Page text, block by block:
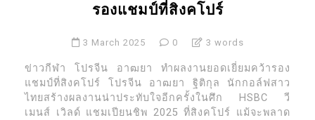
รองแชมป์ที่สิงคโปร์
3 March 2025 0 3 words
ข่าวกีฬา โปรจีน อาฒยา ทำผลงานยอดเยี่ยมคว้ารอง
แชมป์ที่สิงคโปร์ โปรจีน อาฒยา ฐิติกุล นักกอล์ฟสาว
ไทยสร้างผลงานน่าประทับใจอีกครั้งในศึก HSBC วี
เมนส์ เวิลด์ แชมเปียนชิพ 2025 ที่สิงคโปร์ แม้จะพลาด